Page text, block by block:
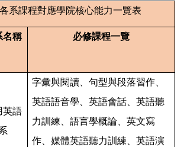
系課程對應學院核心能力一覽表
名稱 必修課程一覽
英語
字彙與閱讀、句型與段落習作、
英語語音學、英語會話、英語聽
力訓練、語言學概論、英文寫
作、媒體英語聽力訓練、英語演